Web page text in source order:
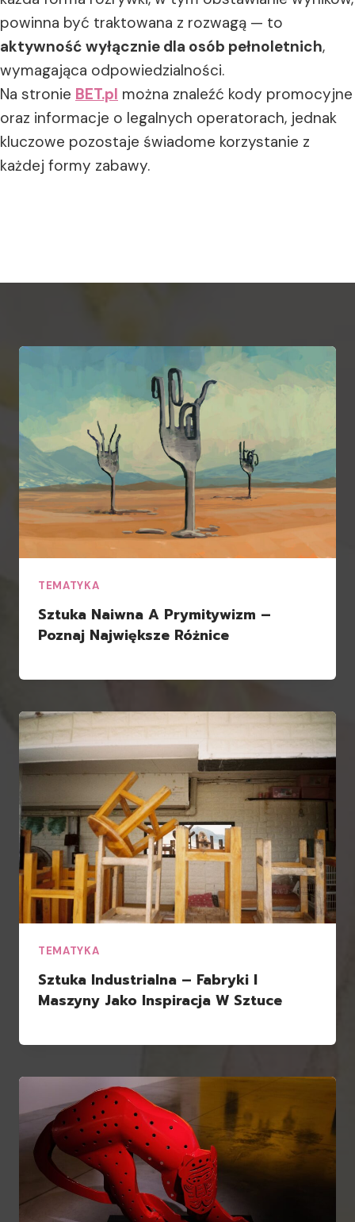
powinna być traktowana z rozwagą — to
aktywność wyłącznie dla osób pełnoletnich,
wymagająca odpowiedzialności.
Na stronie BET.pl można znaleźć kody promocyjne
oraz informacje o legalnych operatorach, jednak
kluczowe pozostaje świadome korzystanie z
każdej formy zabawy.
TEMATYKA
Sztuka Naiwna A Prymitywizm –
Poznaj Największe Różnice
TEMATYKA
Sztuka Industrialna – Fabryki I
Maszyny Jako Inspiracja W Sztuce